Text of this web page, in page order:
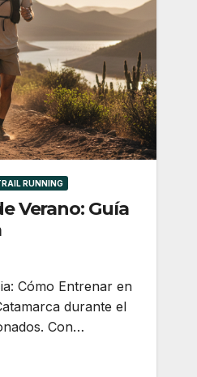
RUNNING
Verano: Guía
Cómo Entrenar en
durante el
Con…